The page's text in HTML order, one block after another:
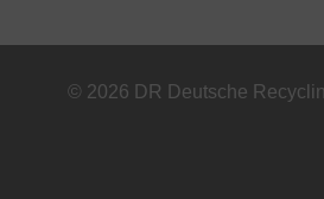
© 2026 DR Deutsche